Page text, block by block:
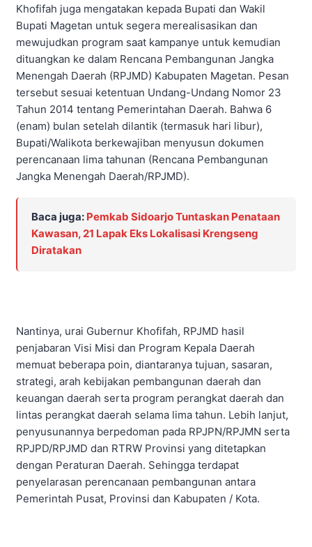
Khofifah juga mengatakan kepada Bupati dan Wakil
Bupati Magetan untuk segera merealisasikan dan
mewujudkan program saat kampanye untuk kemudian
dituangkan ke dalam Rencana Pembangunan Jangka
Menengah Daerah (RPJMD) Kabupaten Magetan. Pesan
tersebut sesuai ketentuan Undang-Undang Nomor 23
Tahun 2014 tentang Pemerintahan Daerah. Bahwa 6
(enam) bulan setelah dilantik (termasuk hari libur),
Bupati/Walikota berkewajiban menyusun dokumen
perencanaan lima tahunan (Rencana Pembangunan
Jangka Menengah Daerah/RPJMD).
Baca juga: Pemkab Sidoarjo Tuntaskan Penataan
Kawasan, 21 Lapak Eks Lokalisasi Krengseng
Diratakan
Nantinya, urai Gubernur Khofifah, RPJMD hasil
penjabaran Visi Misi dan Program Kepala Daerah
memuat beberapa poin, diantaranya tujuan, sasaran,
strategi, arah kebijakan pembangunan daerah dan
keuangan daerah serta program perangkat daerah dan
lintas perangkat daerah selama lima tahun. Lebih lanjut,
penyusunannya berpedoman pada RPJPN/RPJMN serta
RPJPD/RPJMD dan RTRW Provinsi yang ditetapkan
dengan Peraturan Daerah. Sehingga terdapat
penyelarasan perencanaan pembangunan antara
Pemerintah Pusat, Provinsi dan Kabupaten / Kota.